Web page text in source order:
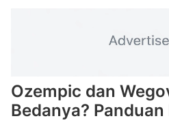
Ozempic dan
Bedanya?